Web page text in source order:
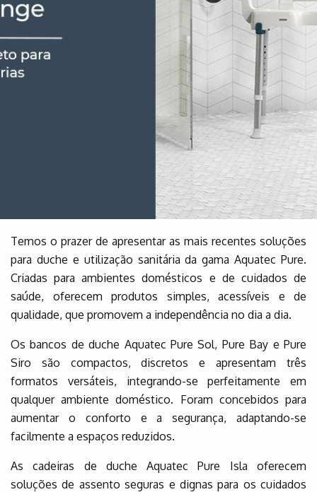
Temos o prazer de apresentar as mais recentes soluções
para duche e utilização sanitária da gama Aquatec Pure.
Criadas para ambientes domésticos e de cuidados de
saúde, oferecem produtos simples, acessíveis e de
qualidade, que promovem a independência no dia a dia.
Os bancos de duche Aquatec Pure Sol, Pure Bay e Pure
Siro são compactos, discretos e apresentam três
formatos versáteis, integrando-se perfeitamente em
qualquer ambiente doméstico. Foram concebidos para
aumentar o conforto e a segurança, adaptando-se
facilmente a espaços reduzidos.
As cadeiras de duche Aquatec Pure Isla oferecem
soluções de assento seguras e dignas para os cuidados